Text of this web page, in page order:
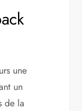
une
un
de la